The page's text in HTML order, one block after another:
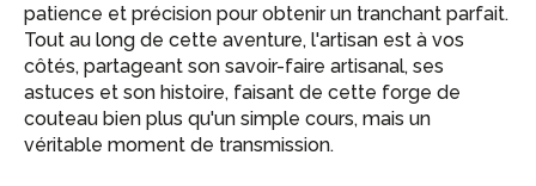
patience et précision pour obtenir un tranchant parfait.
Tout au long de cette aventure, l'artisan est à vos
côtés, partageant son savoir-faire artisanal, ses
astuces et son histoire, faisant de cette forge de
couteau bien plus qu'un simple cours, mais un
véritable moment de transmission.